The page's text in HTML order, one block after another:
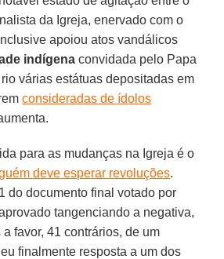
da Igreja, enervado com o
apoiou atos vandálicos
indígena convidada pelo Papa
várias estátuas depositadas em
consideradas de ídolos
para as mudanças na Igreja é o
deve esperar revoluções.
do documento final votado por
tangenciando a negativa,
favor, 41 contrários, de um
finalmente resposta a um dos